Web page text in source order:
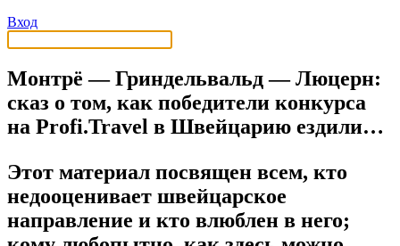
Вход
Монтрё — Гриндельвальд — Люцерн:
сказ о том, как победители конкурса
на Profi.Travel в Швейцарию ездили…
Этот материал посвящен всем, кто
недооценивает швейцарское
направление и кто влюблен в него;